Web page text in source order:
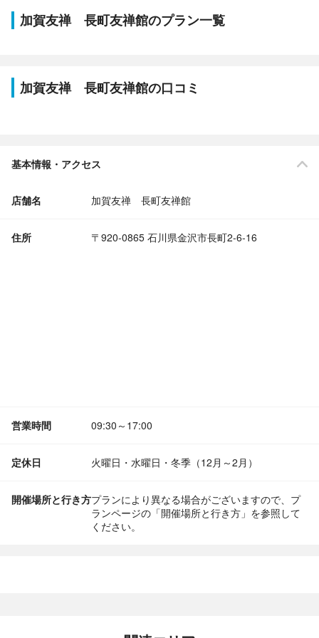
加賀友禅 長町友禅館のプラン一覧
加賀友禅 長町友禅館の口コミ
基本情報・アクセス
店舗名 加賀友禅 長町友禅館
住所 〒920-0865 石川県金沢市長町2-6-16
営業時間 09:30～17:00
定休日 火曜日・水曜日・冬季（12月～2月）
開催場所と行き方プランにより異なる場合がございますので、プ
ランページの「開催場所と行き方」を参照して
ください。